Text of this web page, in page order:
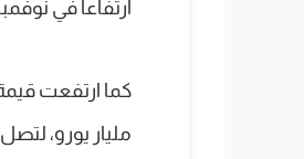
ارتفاعا في نوفمبر لتصل إلى
مليار يورو، لتصل إلى 880.45 مليار يورو